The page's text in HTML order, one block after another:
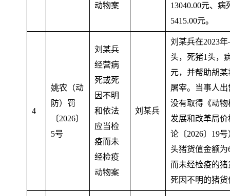
动物案
13040.00元、
5415.00元。
4
姚农（动
防）罚
〔2026〕
5号
刘某兵
经营病
死或死
因不明
和依法
应当检
疫而未
经检疫
动物案
刘某兵
刘某兵在2023
头，死猪1头，
元，并帮助胡
屠宰。 当事人
没有取得《动
发展和改革局
论〔2026〕19
头猪货值金额为
而未经检疫的猪
死因不明的猪货